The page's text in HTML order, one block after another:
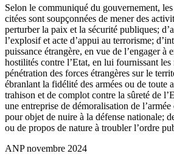
Selon le communiqué du gouvernement,
citées sont soupçonnées de mener des
perturber la paix et la sécurité publiques;
l’explosif et acte d’appui au terrorisme;
puissance étrangère, en vue de l’engager à
hostilités contre l’Etat, en lui fournissant
pénétration des forces étrangères sur le
ébranlant la fidélité des armées ou de toute
trahison et de complot contre la sûreté de
une entreprise de démoralisation de
pour objet de nuire à la défense nationale;
ou de propos de nature à troubler l’ordre
ANP novembre 2024